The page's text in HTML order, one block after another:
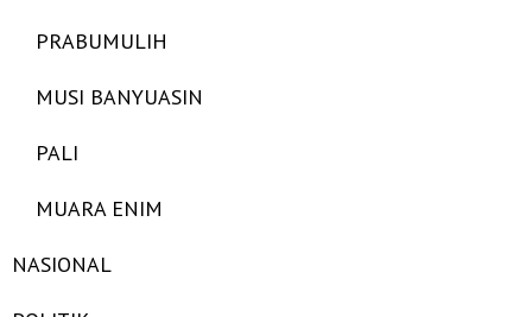
PRABUMULIH
MUSI BANYUASIN
PALI
MUARA ENIM
NASIONAL